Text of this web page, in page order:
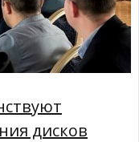
дисков